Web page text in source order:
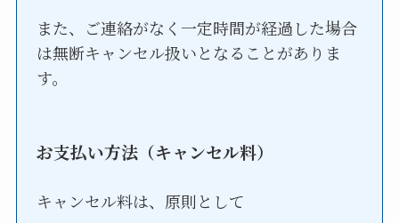
また、ご連絡がなく一定時間が経過した場合
は無断キャンセル扱いとなることがありま
す。
お支払い方法（キャンセル料）
キャンセル料は、原則として